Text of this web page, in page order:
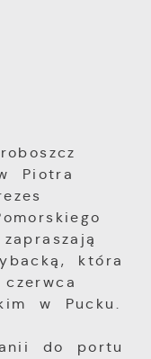
Piotra
która
w Pucku.
do portu
m.in.
preferencji
strona, z
bez stronie
korzystania z
poprzez
na
pliki cookies
ilości
nam
do Twoich